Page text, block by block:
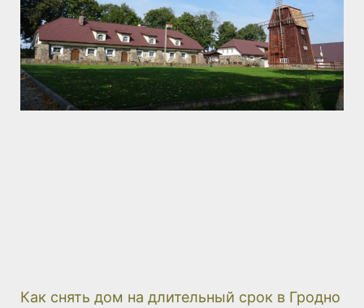
Как снять дом на длительный срок в Гродно